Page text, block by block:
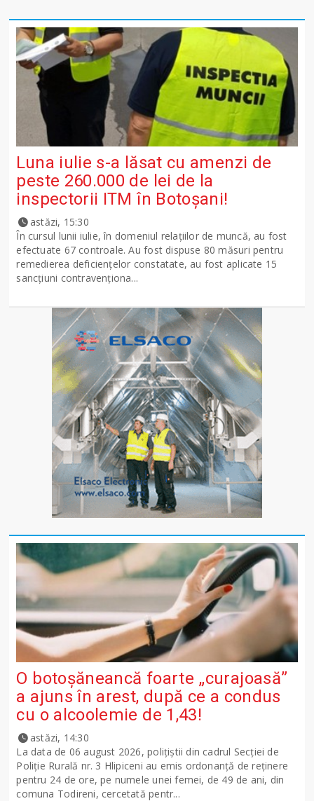
Luna iulie s-a lăsat cu amenzi de
peste 260.000 de lei de la
inspectorii ITM în Botoșani!
astăzi, 15:30
În cursul lunii iulie, în domeniul relațiilor de muncă, au fost
efectuate 67 controale. Au fost dispuse 80 măsuri pentru
remedierea deficiențelor constatate, au fost aplicate 15
sancţiuni contravenționa...
O botoșăneancă foarte „curajoasă”
a ajuns în arest, după ce a condus
cu o alcoolemie de 1,43!
astăzi, 14:30
La data de 06 august 2026, polițiștii din cadrul Secției de
Poliție Rurală nr. 3 Hlipiceni au emis ordonanță de reținere
pentru 24 de ore, pe numele unei femei, de 49 de ani, din
comuna Todireni, cercetată pentr...